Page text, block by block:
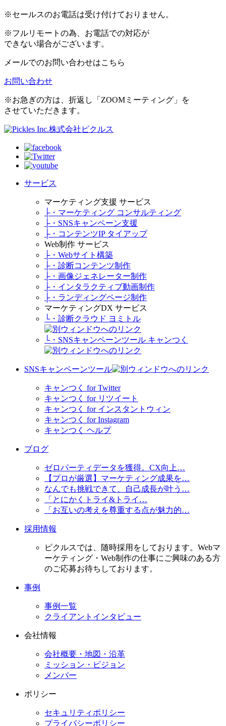
※セールスのお電話は受け付けておりません。
※フルリモートの為、お電話での対応が
できない場合がございます。
メールでのお問い合わせはこちら
お問い合わせ
※お急ぎの方は、折返し「ZOOMミーティング」を
させていただきます。
株式会社ピクルス
サービス
マーケティング支援 サービス
├・マーケティング コンサルティング
├・SNSキャンペーン支援
├・コンテンツIP タイアップ
Web制作 サービス
├・Webサイト構築
├・診断コンテンツ制作
├・画像ジェネレーター制作
├・インタラクティブ動画制作
├・ランディングページ制作
マーケティングDX サービス
└・診断クラウド ヨミトル
└・SNSキャンペーンツール キャンつく
SNSキャンペーンツール
キャンつく for Twitter
キャンつく for リツイート
キャンつく for インスタントウィン
キャンつく for Instagram
キャンつく ヘルプ
ブログ
ゼロパーティデータを獲得。CX向上…
【プロが厳選】マーケティング成果を…
なんでも挑戦できて、自己成長が叶う…
「とにかくトライ&トライ…
「お互いの考えを尊重する点が魅力的…
採用情報
ピクルスでは、随時採用をしております。Webマ
ーケティング・Web制作の仕事にご興味のある方
のご応募お待ちしております。
事例
事例一覧
クライアントインタビュー
会社情報
会社概要・地図・沿革
ミッション・ビジョン
メンバー
ポリシー
セキュリティポリシー
プライバシーポリシー